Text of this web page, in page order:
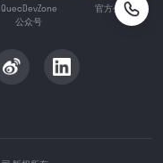
QuecDevZone
公众号
官方公众号